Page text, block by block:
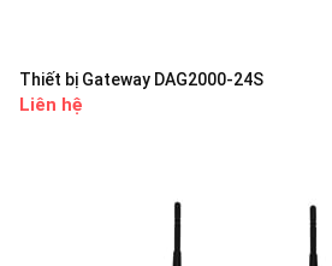
Thiết bị Gateway DAG2000-24S
Liên hệ